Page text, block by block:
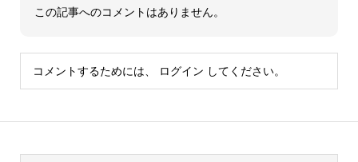
この記事へのコメントはありません。
コメントするためには、 ログイン してください。